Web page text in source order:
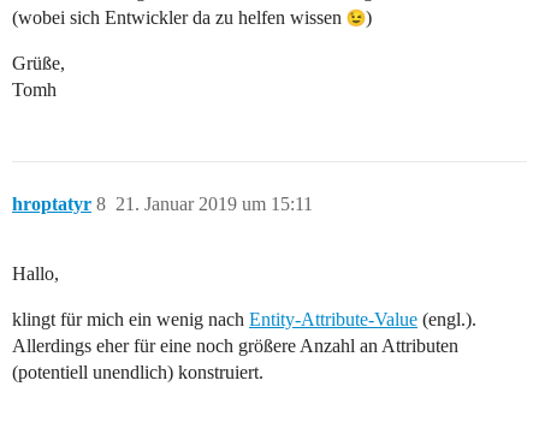
(wobei sich Entwickler da zu helfen wissen
)
Grüße,
Tomh
hroptatyr 21. Januar 2019 um 15:11
8
Hallo,
klingt für mich ein wenig nach Entity-Attribute-Value (engl.).
Allerdings eher für eine noch größere Anzahl an Attributen
(potentiell unendlich) konstruiert.